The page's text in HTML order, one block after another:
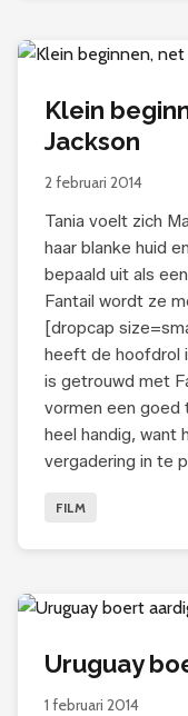
Klein
Jackson
2 februari 2014
Tania voelt zich
haar blanke huid
bepaald uit als
Fantail wordt ze
[dropcap
heeft de hoofdrol
is getrouwd met
vormen een goed
heel handig, want
vergadering in te
FILM
Uruguay
1 februari 2014